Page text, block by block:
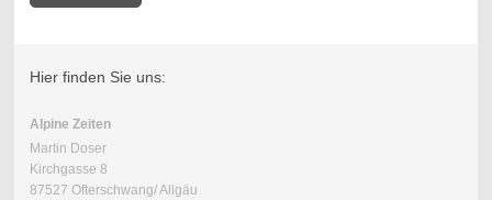
Hier finden Sie uns:
Alpine Zeiten
Martin Doser
Kirchgasse 8
87527 Ofterschwang/ Allgäu